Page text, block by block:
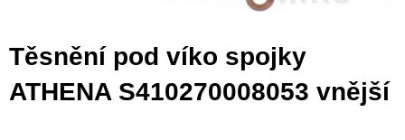
Těsnění pod víko spojky
ATHENA S410270008053 vnější